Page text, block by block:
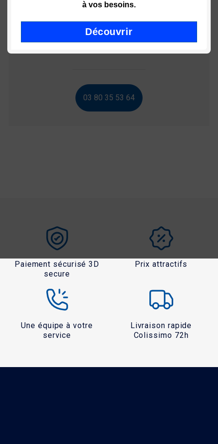
03 80 35 53 64
Paiement sécurisé 3D
secure
Prix attractifs
Une équipe à votre
service
Livraison rapide
Colissimo 72h
à vos besoins.
Découvrir